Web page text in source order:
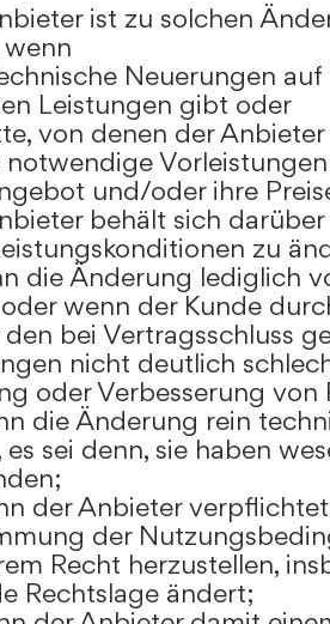
ist zu solchen
Neuerungen
Leistungen gibt oder
von denen der Anbieter
notwendige
und/oder ihre
behält sich darüber
zu
die Änderung lediglich
wenn der Kunde
bei Vertragsschluss
nicht deutlich
oder Verbesserung
die Änderung rein
sei denn, sie haben
der Anbieter verpflichtet
der
Recht herzustellen,
Rechtslage ändert;